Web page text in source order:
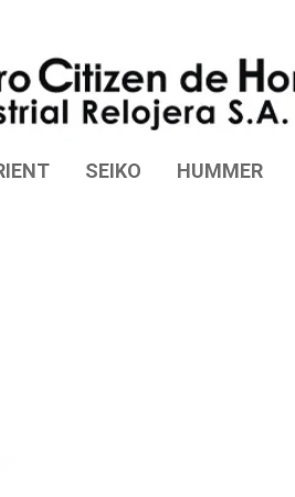
SEIKO HUMMER